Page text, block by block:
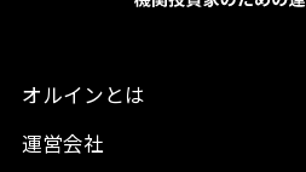
オルインとは
運営会社